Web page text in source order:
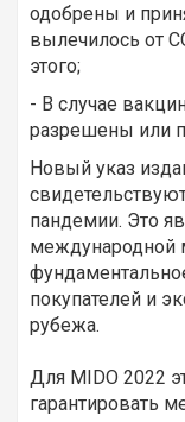
одобрены и
вылечилось от
этого;
- В случае
разрешены или
Новый указ
пандемии. Это
международной
покупателей и
рубежа.
Для MIDO 2022
гарантировать